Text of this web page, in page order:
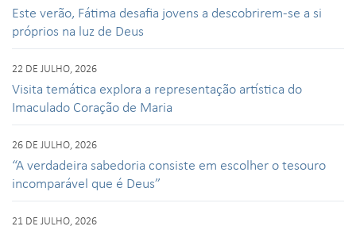
Este verão, Fátima desafia jovens a descobrirem-se a si
próprios na luz de Deus
22 DE JULHO, 2026
Visita temática explora a representação artística do
Imaculado Coração de Maria
26 DE JULHO, 2026
“A verdadeira sabedoria consiste em escolher o tesouro
incomparável que é Deus”
21 DE JULHO, 2026